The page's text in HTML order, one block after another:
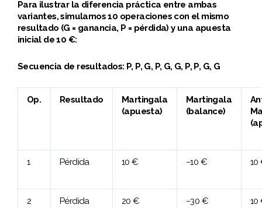
Para ilustrar la diferencia práctica entre ambas
variantes, simulamos 10 operaciones con el mismo
resultado (G = ganancia, P = pérdida) y una apuesta
inicial de 10 €:
Secuencia de resultados: P, P, G, P, G, G, P, P, G, G
Op. Resultado
Martingala
(apuesta)
Martingala
(balance)
1 Pérdida 10 € −10 € 10
2 Pérdida 20 € −30 € 10